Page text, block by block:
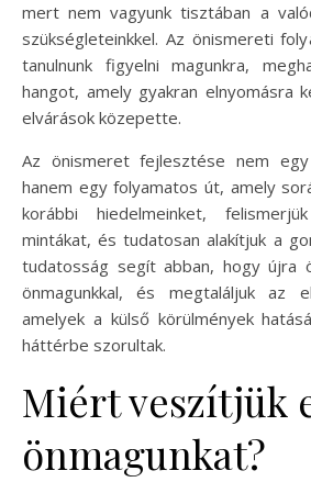
mert nem vagyunk tisztában a
szükségleteinkkel. Az önismereti
tanulnunk figyelni magunkra,
hangot, amely gyakran elnyomásra
elvárások közepette.
Az önismeret fejlesztése nem
hanem egy folyamatos út, amely
korábbi hiedelmeinket,
mintákat, és tudatosan alakítjuk a
tudatosság segít abban, hogy újra
önmagunkkal, és megtaláljuk az
amelyek a külső körülmények
háttérbe szorultak.
Miért veszítjük
önmagunkat?